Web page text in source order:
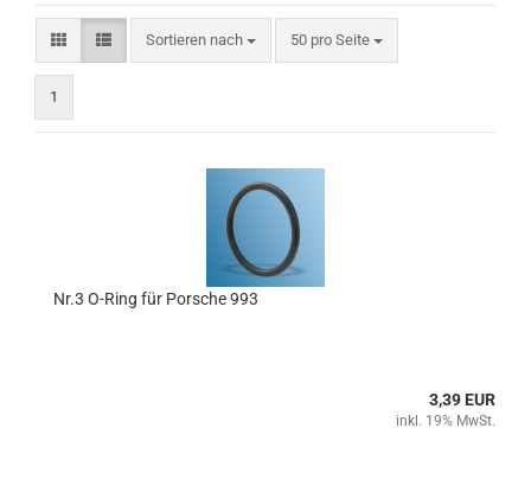
Sortieren nach
Sortieren nach 50 pro Seite
pro Seite
1
Nr.3 O-Ring für Porsche 993
3,39 EUR
inkl. 19% MwSt.